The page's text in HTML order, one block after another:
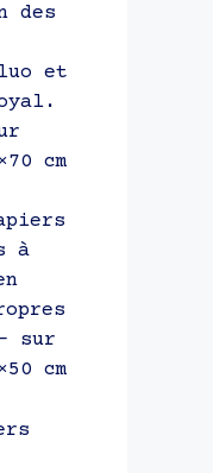
des
et
cm
à
sur
cm